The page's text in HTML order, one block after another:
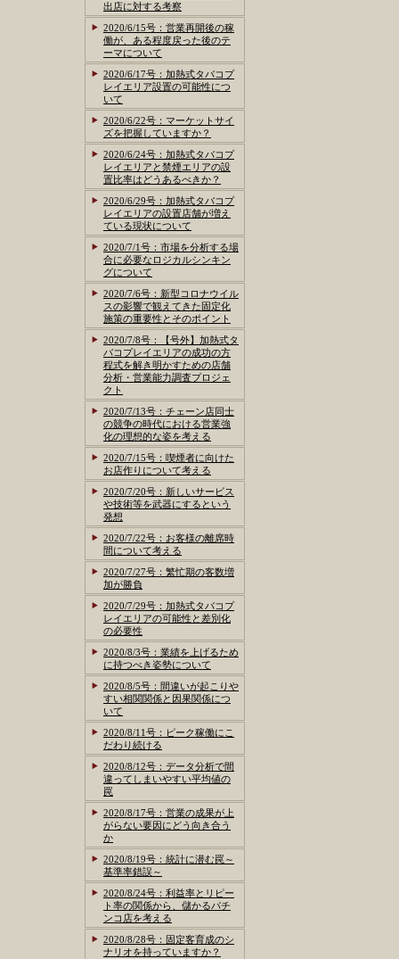
出店に対する考察
2020/6/15号：営業再開後の稼
働が、ある程度戻った後のテ
ーマについて
2020/6/17号：加熱式タバコプ
レイエリア設置の可能性につ
いて
2020/6/22号：マーケットサイ
ズを把握していますか？
2020/6/24号：加熱式タバコプ
レイエリアと禁煙エリアの設
置比率はどうあるべきか？
2020/6/29号：加熱式タバコプ
レイエリアの設置店舗が増え
ている現状について
2020/7/1号：市場を分析する場
合に必要なロジカルシンキン
グについて
2020/7/6号：新型コロナウイル
スの影響で観えてきた固定化
施策の重要性とそのポイント
2020/7/8号：【号外】加熱式タ
バコプレイエリアの成功の方
程式を解き明かすための店舗
分析・営業能力調査プロジェ
クト
2020/7/13号：チェーン店同士
の競争の時代における営業強
化の理想的な姿を考える
2020/7/15号：喫煙者に向けた
お店作りについて考える
2020/7/20号：新しいサービス
や技術等を武器にするという
発想
2020/7/22号：お客様の離席時
間について考える
2020/7/27号：繁忙期の客数増
加が勝負
2020/7/29号：加熱式タバコプ
レイエリアの可能性と差別化
の必要性
2020/8/3号：業績を上げるため
に持つべき姿勢について
2020/8/5号：間違いが起こりや
すい相関関係と因果関係につ
いて
2020/8/11号：ピーク稼働にこ
だわり続ける
2020/8/12号：データ分析で間
違ってしまいやすい平均値の
罠
2020/8/17号：営業の成果が上
がらない要因にどう向き合う
か
2020/8/19号：統計に潜む罠～
基準率錯誤～
2020/8/24号：利益率とリピー
ト率の関係から、儲かるパチ
ンコ店を考える
2020/8/28号：固定客育成のシ
ナリオを持っていますか？